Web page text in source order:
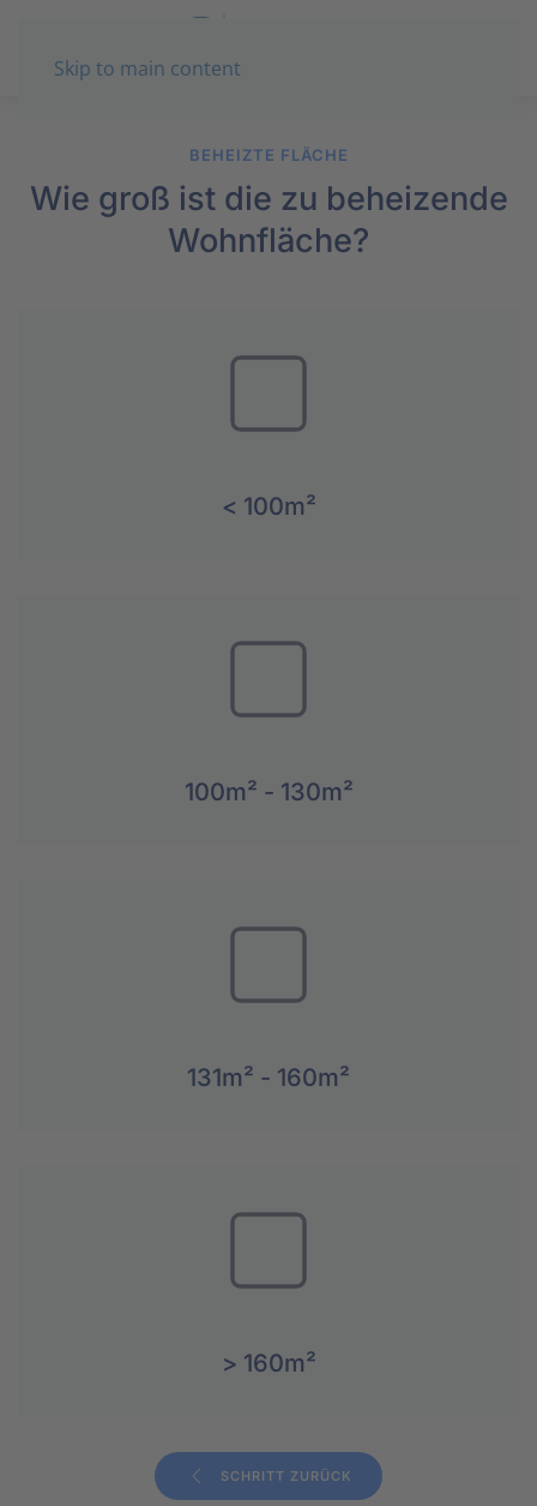
Skip to main content
BEHEIZTE FLÄCHE
Wie groß ist die zu beheizende
Wohnfläche?
< 100m²
100m² - 130m²
131m² - 160m²
> 160m²
SCHRITT ZURÜCK